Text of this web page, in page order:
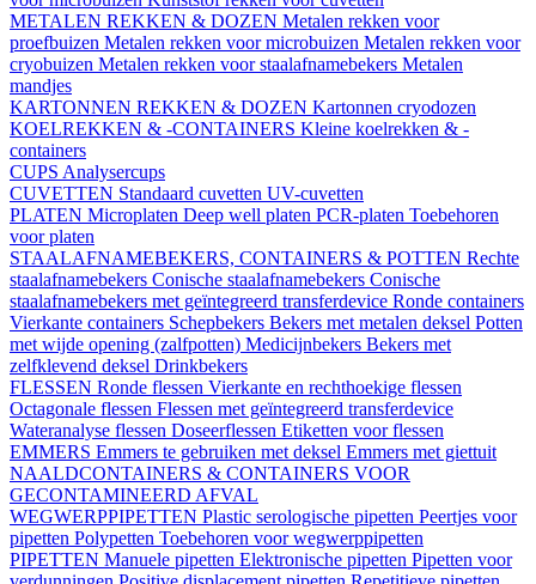
METALEN REKKEN & DOZEN Metalen rekken voor
proefbuizen Metalen rekken voor microbuizen Metalen rekken voor
cryobuizen Metalen rekken voor staalafnamebekers Metalen
mandjes
KARTONNEN REKKEN & DOZEN Kartonnen cryodozen
KOELREKKEN & -CONTAINERS Kleine koelrekken & -
containers
CUPS Analysercups
CUVETTEN Standaard cuvetten UV-cuvetten
PLATEN Microplaten Deep well platen PCR-platen Toebehoren
voor platen
STAALAFNAMEBEKERS, CONTAINERS & POTTEN Rechte
staalafnamebekers Conische staalafnamebekers Conische
staalafnamebekers met geïntegreerd transferdevice Ronde containers
Vierkante containers Schepbekers Bekers met metalen deksel Potten
met wijde opening (zalfpotten) Medicijnbekers Bekers met
zelfklevend deksel Drinkbekers
FLESSEN Ronde flessen Vierkante en rechthoekige flessen
Octagonale flessen Flessen met geïntegreerd transferdevice
Wateranalyse flessen Doseerflessen Etiketten voor flessen
EMMERS Emmers te gebruiken met deksel Emmers met giettuit
NAALDCONTAINERS & CONTAINERS VOOR
GECONTAMINEERD AFVAL
WEGWERPPIPETTEN Plastic serologische pipetten Peertjes voor
pipetten Polypetten Toebehoren voor wegwerppipetten
PIPETTEN Manuele pipetten Elektronische pipetten Pipetten voor